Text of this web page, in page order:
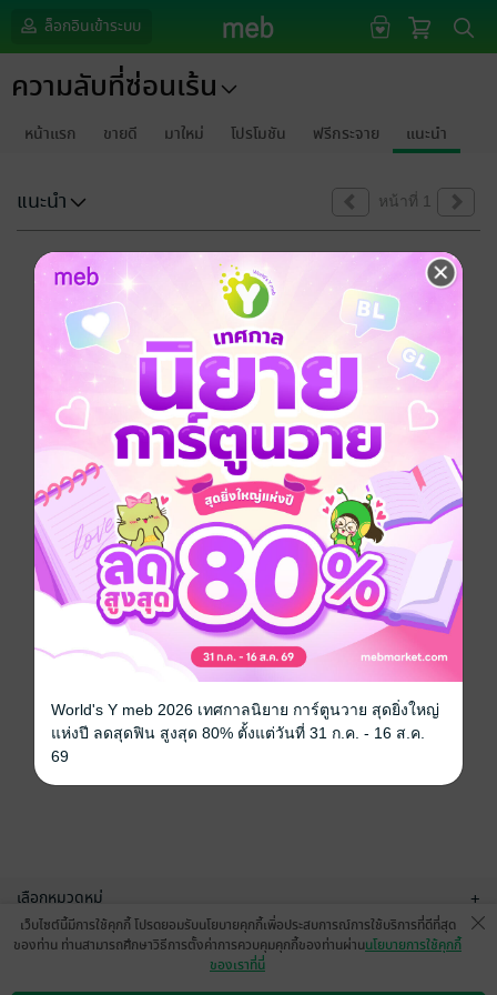
ล็อกอินเข้าระบบ
ความลับที่ซ่อนเร้น
หน้าแรก ขายดี มาใหม่ โปรโมชัน ฟรีกระจาย แนะนำ
แนะนำ หน้าที่ 1
ขออภัยด้วยนะคะ
ไม่พบข้อมูลในหัวข้อที่คุณกำลังชมค่ะ
เลือกหมวดหมู่ +
บริการช่วยเหลือ
เว็บไซต์นี้มีการใช้คุกกี้ โปรดยอมรับนโยบายคุกกี้เพื่อประสบการณ์การใช้บริการที่ดีที่สุด
ของท่าน ท่านสามารถศึกษาวิธีการตั้งค่าการควบคุมคุกกี้ของท่านผ่านนโยบายการใช้คุกกี้
ของเราที่นี่
World's Y meb 2026 เทศกาลนิยาย การ์ตูนวาย สุดยิ่งใหญ่
แห่งปี ลดสุดฟิน สูงสุด 80% ตั้งแต่วันที่ 31 ก.ค. - 16 ส.ค.
69